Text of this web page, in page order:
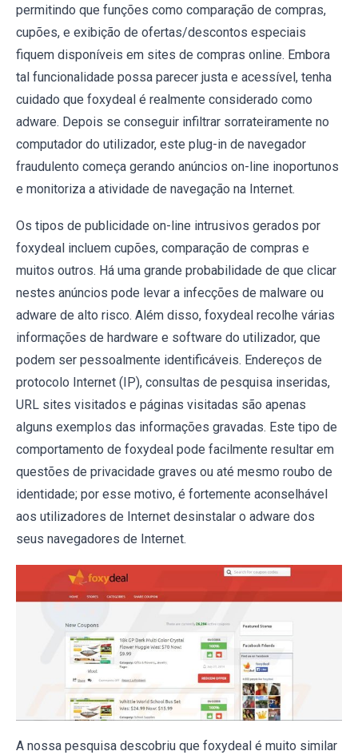
permitindo que funções como comparação de compras,
cupões, e exibição de ofertas/descontos especiais
fiquem disponíveis em sites de compras online. Embora
tal funcionalidade possa parecer justa e acessível, tenha
cuidado que foxydeal é realmente considerado como
adware. Depois se conseguir infiltrar sorrateiramente no
computador do utilizador, este plug-in de navegador
fraudulento começa gerando anúncios on-line inoportunos
e monitoriza a atividade de navegação na Internet.
Os tipos de publicidade on-line intrusivos gerados por
foxydeal incluem cupões, comparação de compras e
muitos outros. Há uma grande probabilidade de que clicar
nestes anúncios pode levar a infecções de malware ou
adware de alto risco. Além disso, foxydeal recolhe várias
informações de hardware e software do utilizador, que
podem ser pessoalmente identificáveis. Endereços de
protocolo Internet (IP), consultas de pesquisa inseridas,
URL sites visitados e páginas visitadas são apenas
alguns exemplos das informações gravadas. Este tipo de
comportamento de foxydeal pode facilmente resultar em
questões de privacidade graves ou até mesmo roubo de
identidade; por esse motivo, é fortemente aconselhável
aos utilizadores de Internet desinstalar o adware dos
seus navegadores de Internet.
A nossa pesquisa descobriu que foxydeal é muito similar